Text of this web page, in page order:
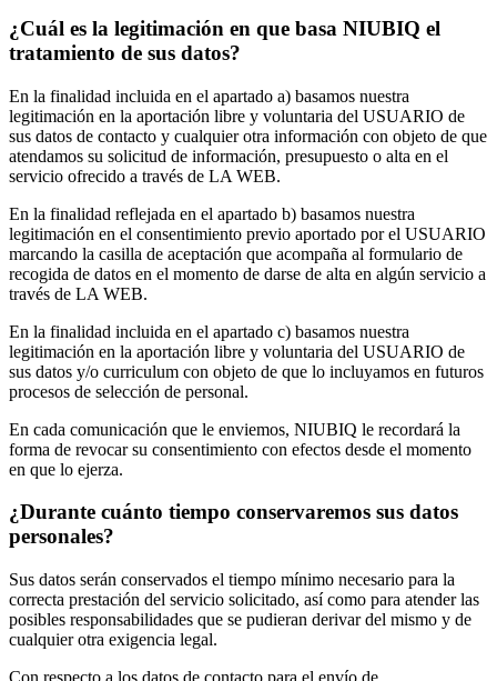
¿Cuál es la legitimación en que basa NIUBIQ el
tratamiento de sus datos?
En la finalidad incluida en el apartado a) basamos nuestra
legitimación en la aportación libre y voluntaria del USUARIO de
sus datos de contacto y cualquier otra información con objeto de que
atendamos su solicitud de información, presupuesto o alta en el
servicio ofrecido a través de LA WEB.
En la finalidad reflejada en el apartado b) basamos nuestra
legitimación en el consentimiento previo aportado por el USUARIO
marcando la casilla de aceptación que acompaña al formulario de
recogida de datos en el momento de darse de alta en algún servicio a
través de LA WEB.
En la finalidad incluida en el apartado c) basamos nuestra
legitimación en la aportación libre y voluntaria del USUARIO de
sus datos y/o curriculum con objeto de que lo incluyamos en futuros
procesos de selección de personal.
En cada comunicación que le enviemos, NIUBIQ le recordará la
forma de revocar su consentimiento con efectos desde el momento
en que lo ejerza.
¿Durante cuánto tiempo conservaremos sus datos
personales?
Sus datos serán conservados el tiempo mínimo necesario para la
correcta prestación del servicio solicitado, así como para atender las
posibles responsabilidades que se pudieran derivar del mismo y de
cualquier otra exigencia legal.